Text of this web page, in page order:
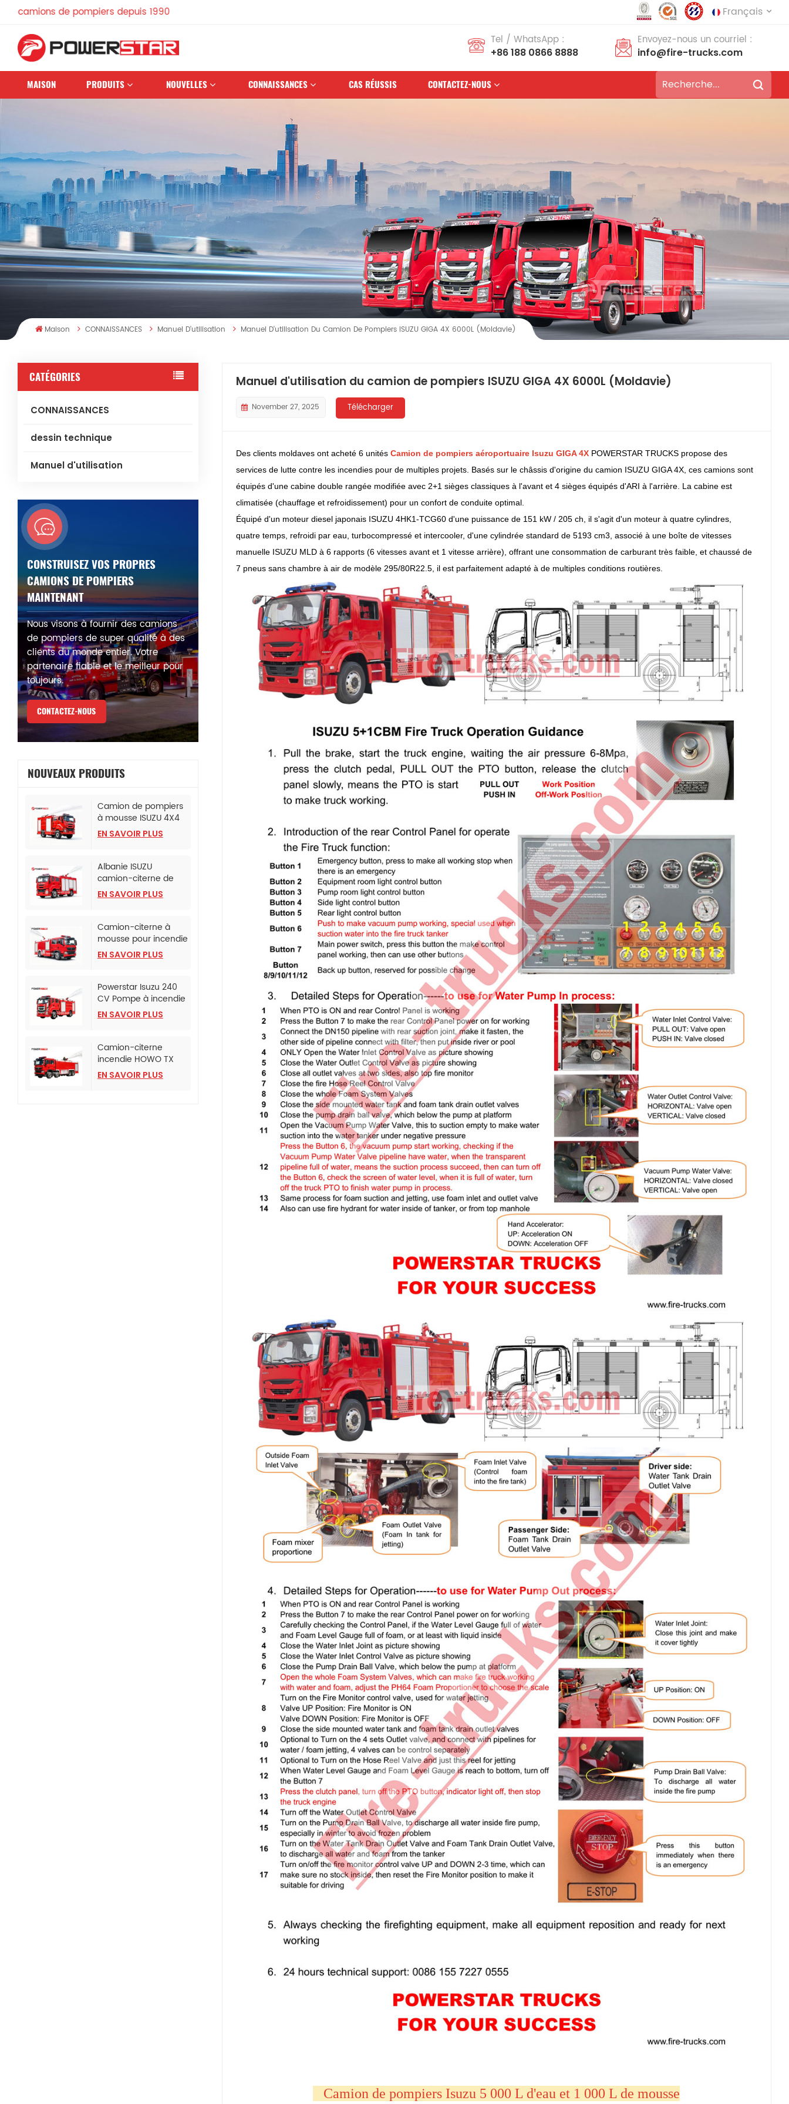
pompiers depuis 1990 Français
Deutsch
日本語
Türkçe
Melayu
Tiếng Việt
中文 қазақ
Filipino
српски
Tel / WhatsApp :
+86 188 0866 8888
Envoyez-nous un courriel :
info@fire-trucks.com
MAISON PRODUITS NOUVELLES CONNAISSANCES CAS RÉUSSIS CONTACTEZ-NOUS
Maison CONNAISSANCES Manuel D'utilisation Manuel D'utilisation Du Camion De Pompiers ISUZU GIGA 4X 6000L (Moldavie)
CATÉGORIES
CONNAISSANCES
dessin technique
Manuel d'utilisation
CONSTRUISEZ VOS PROPRES
CAMIONS DE POMPIERS
MAINTENANT
Nous visons à fournir des camions
de pompiers de super qualité à des
clients du monde entier. Votre
partenaire fiable et le meilleur pour
toujours.
CONTACTEZ-NOUS
NOUVEAUX PRODUITS
Camion de pompiers
à mousse ISUZU 4X4
pour bureau de police
EN SAVOIR PLUS
Albanie ISUZU
camion-citerne de
lutte contre l'incendie
à mousse
EN SAVOIR PLUS
Camion-citerne à
mousse pour incendie
monté sur camion
SINOTRUK HOWO TX
EN SAVOIR PLUS
Powerstar Isuzu 240
CV Pompe à incendie
d'urgence
EN SAVOIR PLUS
Camion-citerne
incendie HOWO TX
avec pompe incendie
CB10/120
EN SAVOIR PLUS
Manuel d'utilisation du camion de pompiers ISUZU GIGA 4X 6000L (Moldavie)
November 27, 2025 Télécharger
Des clients moldaves ont acheté 6 unitésCamion de pompiers aéroportuaire Isuzu GIGA 4X POWERSTAR TRUCKS propose des
services de lutte contre les incendies pour de multiples projets. Basés sur le châssis d'origine du camion ISUZU GIGA 4X, ces camions sont
équipés d'une cabine double rangée modifiée avec 2+1 sièges classiques à l'avant et 4 sièges équipés d'ARI à l'arrière. La cabine est
climatisée (chauffage et refroidissement) pour un confort de conduite optimal.
Équipé d'un moteur diesel japonais ISUZU 4HK1-TCG60 d'une puissance de 151 kW / 205 ch, il s'agit d'un moteur à quatre cylindres,
quatre temps, refroidi par eau, turbocompressé et intercooler, d'une cylindrée standard de 5193 cm3, associé à une boîte de vitesses
manuelle ISUZU MLD à 6 rapports (6 vitesses avant et 1 vitesse arrière), offrant une consommation de carburant très faible, et chaussé de
7 pneus sans chambre à air de modèle 295/80R22.5, il est parfaitement adapté à de multiples conditions routières.
   Camion de pompiers Isuzu 5 000 L d'eau et 1 000 L de mousse